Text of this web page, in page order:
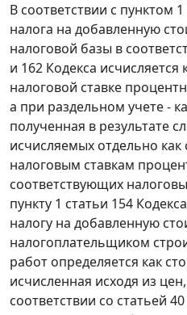
В соответствии с пунктом
налога на добавленную
налоговой базы в
и 162 Кодекса исчисляется
налоговой ставке
а при раздельном учете -
полученная в результате
исчисляемых отдельно
налоговым ставкам
соответствующих
пункту 1 статьи 154
налогу на добавленную
налогоплательщиком
работ определяется как
исчисленная исходя из
соответствии со статьей